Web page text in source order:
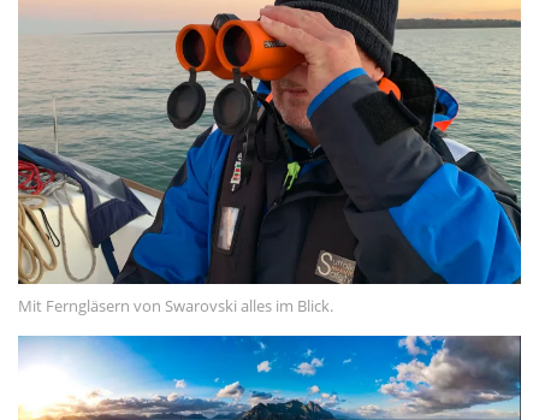
Mit Ferngläsern von Swarovski alles im Blick.